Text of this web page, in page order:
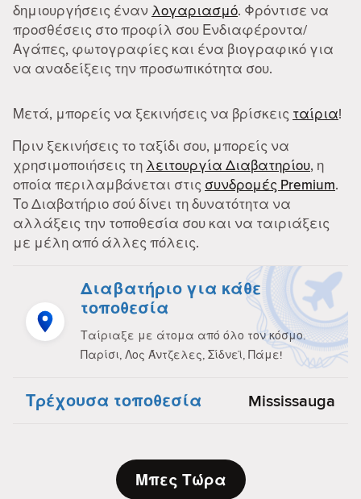
δημιουργήσεις έναν λογαριασμό. Φρόντισε να
προσθέσεις στο προφίλ σου Ενδιαφέροντα/
Αγάπες, φωτογραφίες και ένα βιογραφικό για
να αναδείξεις την προσωπικότητα σου.
Μετά, μπορείς να ξεκινήσεις να βρίσκεις ταίρια!
Πριν ξεκινήσεις το ταξίδι σου, μπορείς να
χρησιμοποιήσεις τη λειτουργία Διαβατηρίου, η
οποία περιλαμβάνεται στις συνδρομές Premium.
Το Διαβατήριο σού δίνει τη δυνατότητα να
αλλάξεις την τοποθεσία σου και να ταιριάξεις
με μέλη από άλλες πόλεις.
Διαβατήριο για κάθε
τοποθεσία
Ταίριαξε με άτομα από όλο τον κόσμο.
Παρίσι, Λος Άντζελες, Σίδνεϊ, Πάμε!
Τρέχουσα τοποθεσία Mississauga
Μπες Τώρα